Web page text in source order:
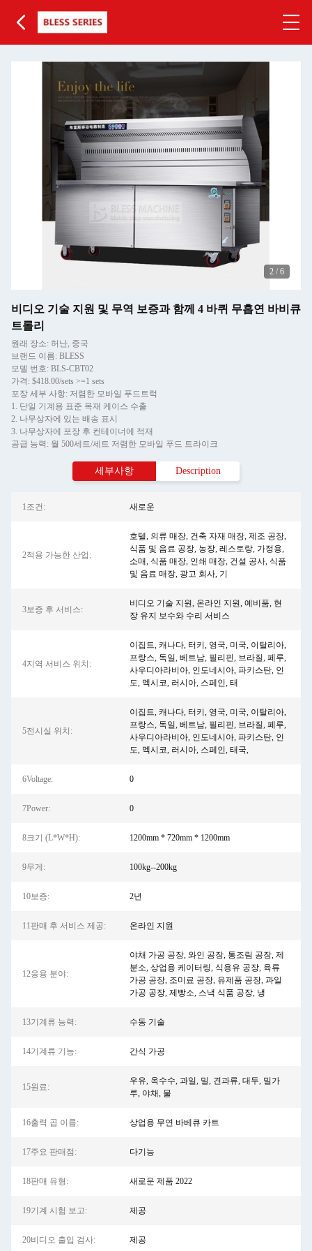
2 / 6
비디오 기술 지원 및 무역 보증과 함께 4 바퀴 무흡연 바비큐
트롤리
원래 장소: 허난, 중국
브랜드 이름: BLESS
모델 번호: BLS-CBT02
가격: $418.00/sets >=1 sets
포장 세부 사항: 저렴한 모바일 푸드트럭
1. 단일 기계용 표준 목재 케이스 수출
2. 나무상자에 있는 배송 표시
3. 나무상자에 포장 후 컨테이너에 적재
공급 능력: 월 500세트/세트 저렴한 모바일 푸드 트라이크
세부사항 Description
1조건: 새로운
2적용 가능한 산업:
호텔, 의류 매장, 건축 자재 매장, 제조 공장,
식품 및 음료 공장, 농장, 레스토랑, 가정용,
소매, 식품 매장, 인쇄 매장, 건설 공사, 식품
및 음료 매장, 광고 회사, 기
3보증 후 서비스:
비디오 기술 지원, 온라인 지원, 예비품, 현
장 유지 보수와 수리 서비스
4지역 서비스 위치:
이집트, 캐나다, 터키, 영국, 미국, 이탈리아,
프랑스, ​​독일, 베트남, 필리핀, 브라질, 페루,
사우디아라비아, 인도네시아, 파키스탄, 인
도, 멕시코, 러시아, 스페인, 태
5전시실 위치:
이집트, 캐나다, 터키, 영국, 미국, 이탈리아,
프랑스, 독일, 베트남, 필리핀, 브라질, 페루,
사우디아라비아, 인도네시아, 파키스탄, 인
도, 멕시코, 러시아, 스페인, 태국,
6Voltage: 0
7Power: 0
8크기 (L*W*H): 1200mm * 720mm * 1200mm
9무게: 100kg--200kg
10보증: 2년
11판매 후 서비스 제공: 온라인 지원
12응용 분야:
야채 가공 공장, 와인 공장, 통조림 공장, 제
분소, 상업용 케이터링, 식용유 공장, 육류
가공 공장, 조미료 공장, 유제품 공장, 과일
가공 공장, 제빵소, 스낵 식품 공장, 냉
13기계류 능력: 수동 기술
14기계류 기능: 간식 가공
15원료:
우유, 옥수수, 과일, 밀, 견과류, 대두, 밀가
루, 야채, 물
16출력 곱 이름: 상업용 무연 바베큐 카트
17주요 판매점: 다기능
18판매 유형: 새로운 제품 2022
19기계 시험 보고: 제공
20비디오 출입 검사: 제공